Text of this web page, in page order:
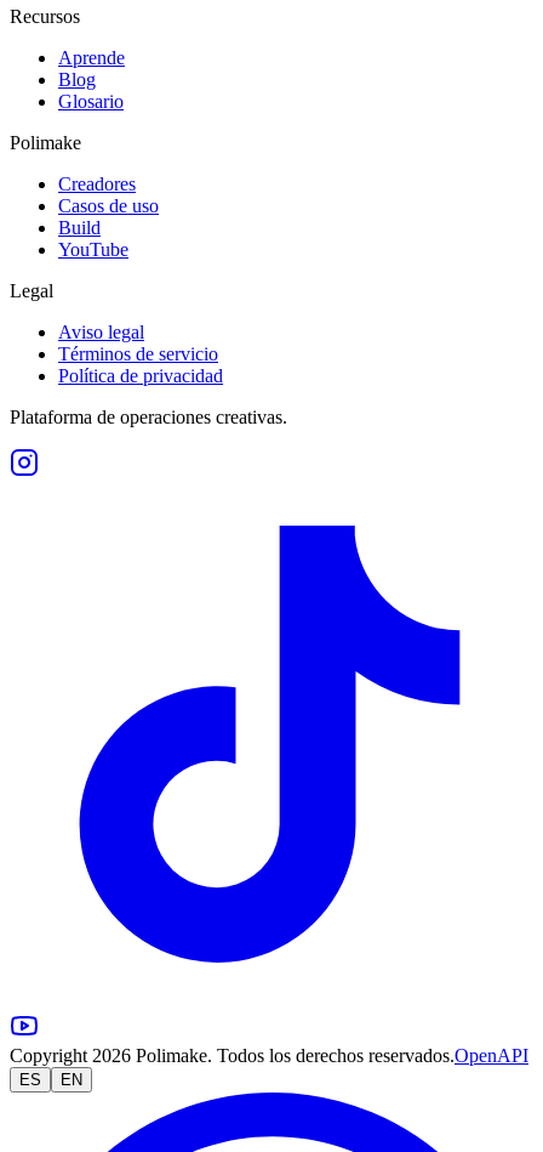
Recursos
Aprende
Blog
Glosario
Polimake
Creadores
Casos de uso
Build
YouTube
Legal
Aviso legal
Términos de servicio
Política de privacidad
Plataforma de operaciones creativas.
Copyright 2026 Polimake. Todos los derechos reservados.OpenAPI
ES EN